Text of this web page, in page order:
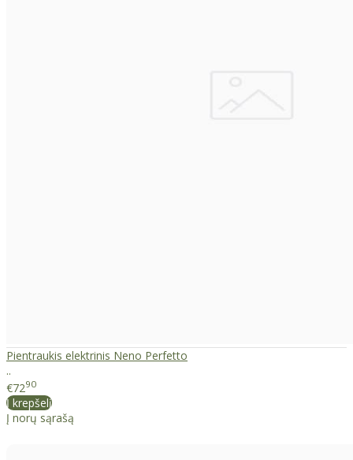
Pientraukis elektrinis Neno Perfetto
..
€7290
Į krepšelį
Į norų sąrašą